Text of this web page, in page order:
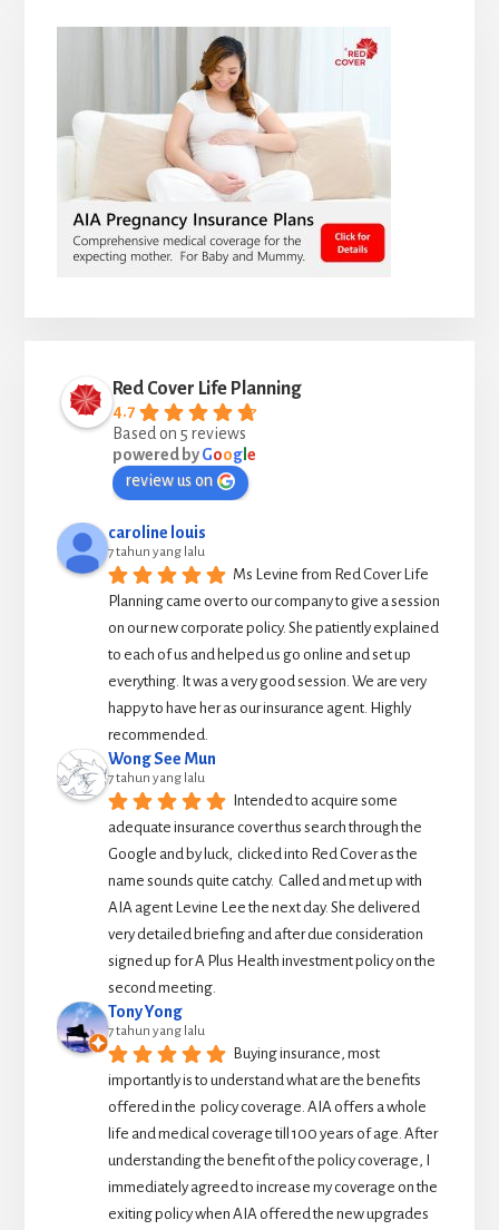
Red Cover Life Planning
4.7
Based on 5 reviews
powered byGoogl e
review us on
caroline louis
7 tahun yang lalu
Ms Levine from Red Cover Life
Planning came over to our company to give a session
on our new corporate policy. She patiently explained
to each of us and helped us go online and set up
everything. It was a very good session. We are very
happy to have her as our insurance agent. Highly
recommended.
Wong See Mun
7 tahun yang lalu
Intended to acquire some
adequate insurance cover thus search through the
Google and by luck,  clicked into Red Cover as the
name sounds quite catchy.  Called and met up with
AIA agent Levine Lee the next day. She delivered
very detailed briefing and after due consideration
signed up for A Plus Health investment policy on the
second meeting.
Tony Yong
7 tahun yang lalu
Buying insurance, most
importantly is to understand what are the benefits
offered in the  policy coverage. AIA offers a whole
life and medical coverage till 100 years of age. After
understanding the benefit of the policy coverage, I
immediately agreed to increase my coverage on the
exiting policy when AIA offered the new upgrades